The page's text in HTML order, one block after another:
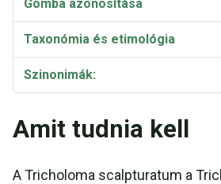
Gomba azonosítása
Taxonómia és etimológia
Szinonimák:
Amit tudnia kell
A Tricholoma scalpturatum a